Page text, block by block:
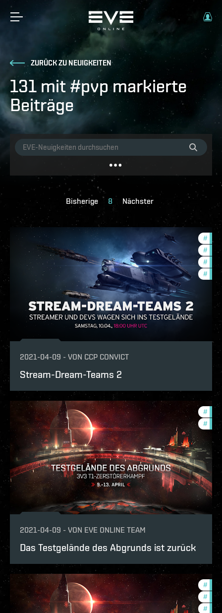
ZURÜCK ZU NEUIGKEITEN
131 mit #pvp markierte
Beiträge
Bisherige 8 Nächster
#
# in-
#
#
2021-04-09 - VON CCP CONVICT
Stream-Dream-Teams 2
#
# pvp
2021-04-09 - VON EVE ONLINE TEAM
Das Testgelände des Abgrunds ist zurück
# pvp
# in-
#